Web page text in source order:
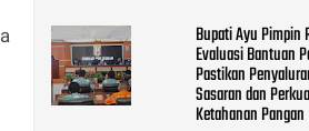
Bupati Ayu Pimpin
Evaluasi Bantuan
Pastikan
Sasaran dan
Ketahanan Pangan